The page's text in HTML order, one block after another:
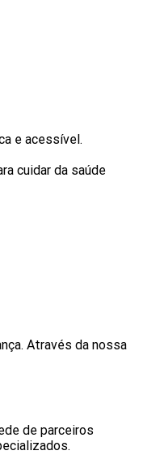
e acessível.
cuidar da saúde
Através da nossa
de parceiros